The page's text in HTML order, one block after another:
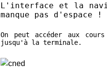
L'interface et la
manque pas d'espace !
On peut accéder aux
jusqu'à la terminale.